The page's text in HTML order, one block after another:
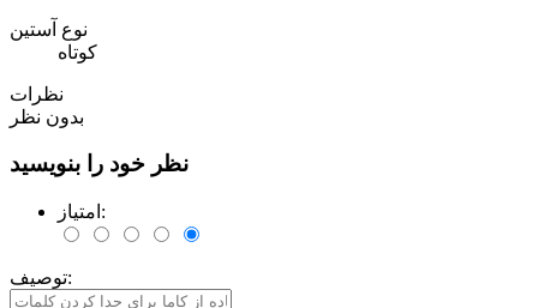
نوع آستین
کوتاه
نظرات
بدون نظر
نظر خود را بنویسید
امتیاز:
توصیف: